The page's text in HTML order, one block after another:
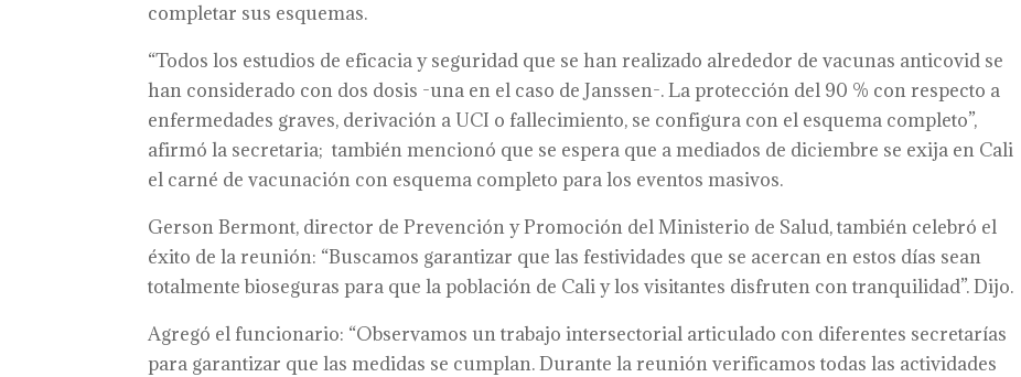
completar sus esquemas.
“Todos los estudios de eficacia y seguridad que se han realizado alrededor de vacunas anticovid se
han considerado con dos dosis -una en el caso de Janssen-. La protección del 90 % con respecto a
enfermedades graves, derivación a UCI o fallecimiento, se configura con el esquema completo”,
afirmó la secretaria; también mencionó que se espera que a mediados de diciembre se exija en Cali
el carné de vacunación con esquema completo para los eventos masivos.
Gerson Bermont, director de Prevención y Promoción del Ministerio de Salud, también celebró el
éxito de la reunión: “Buscamos garantizar que las festividades que se acercan en estos días sean
totalmente bioseguras para que la población de Cali y los visitantes disfruten con tranquilidad”. Dijo.
Agregó el funcionario: “Observamos un trabajo intersectorial articulado con diferentes secretarías
para garantizar que las medidas se cumplan. Durante la reunión verificamos todas las actividades